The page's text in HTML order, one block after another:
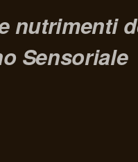
nutrimenti
Sensoriale